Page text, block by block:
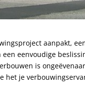
aanpakt,
eenvoudige
is
het je